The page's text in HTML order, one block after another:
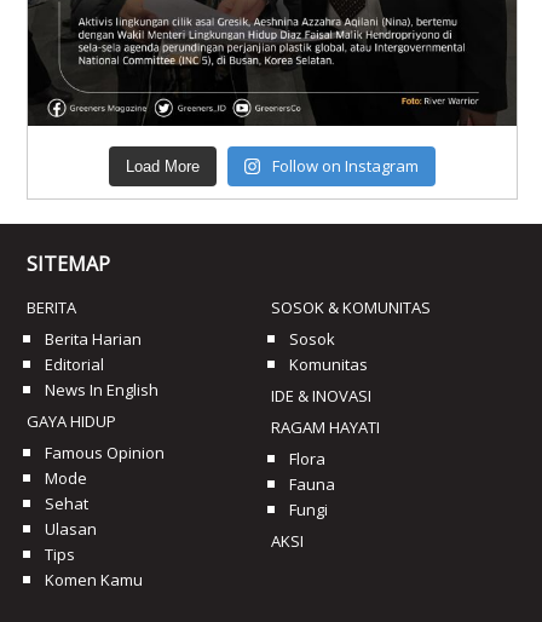
Load More Follow on Instagram
SITEMAP
BERITA
Berita Harian
Editorial
News In English
GAYA HIDUP
Famous Opinion
Mode
Sehat
Ulasan
Tips
Komen Kamu
SOSOK & KOMUNITAS
Sosok
Komunitas
IDE & INOVASI
RAGAM HAYATI
Flora
Fauna
Fungi
AKSI